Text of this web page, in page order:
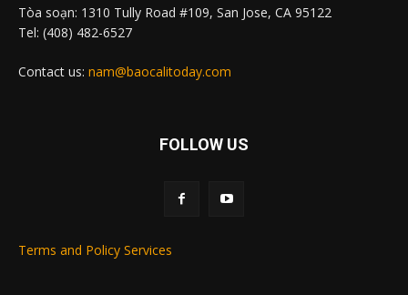
Tòa soạn: 1310 Tully Road #109, San Jose, CA 95122
Tel: (408) 482-6527
Contact us: nam@baocalitoday.com
FOLLOW US
Terms and Policy Services